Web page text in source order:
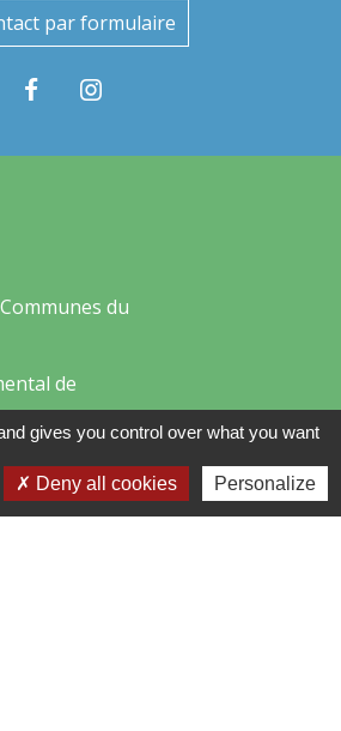
par formulaire
du
de
gives you control over what you want
Deny all cookies Personalize